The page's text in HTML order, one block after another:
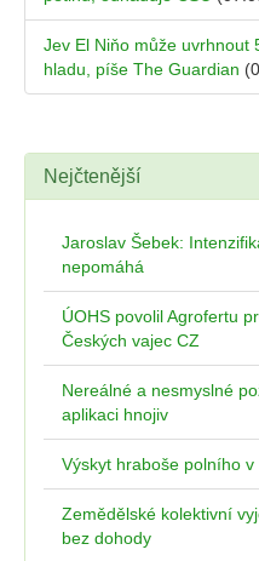
Jev El Niňo může uvrhnout
hladu, píše The Guardian
Nejčtenější
Jaroslav Šebek:
nepomáhá
ÚOHS povolil Agrofertu
Českých vajec CZ
Nereálné a nesmyslné
aplikaci hnojiv
Výskyt hraboše polního
Zemědělské kolektivní
bez dohody